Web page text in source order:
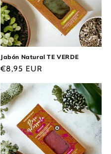
Jabón Natural TE VERDE
Precio
€8,95 EUR